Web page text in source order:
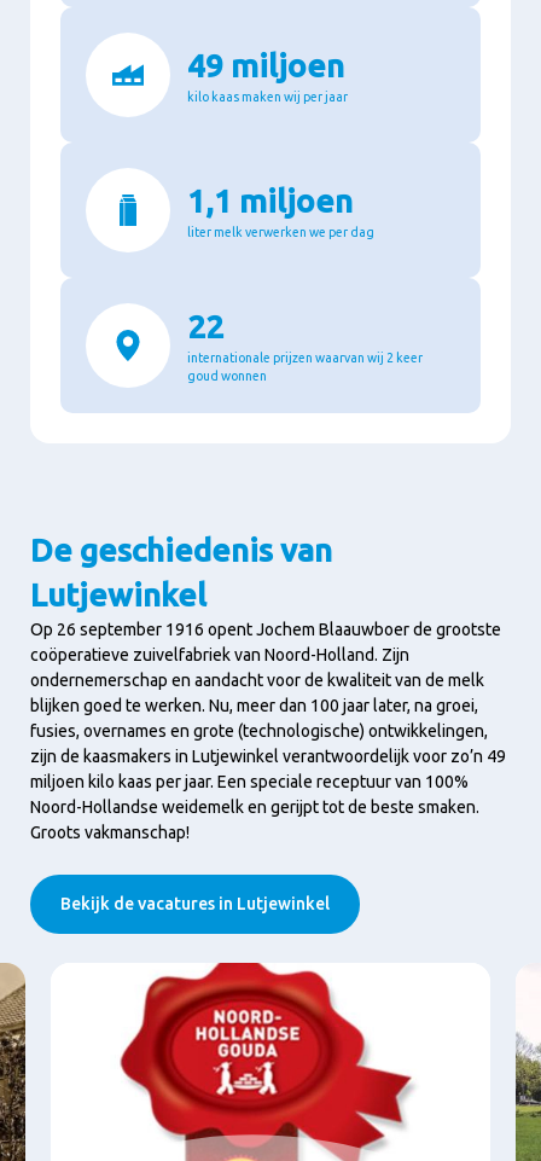
49 miljoen
kilo kaas maken wij per jaar
1,1 miljoen
liter melk verwerken we per dag
22
internationale prijzen waarvan wij 2 keer
goud wonnen
De geschiedenis van
Lutjewinkel
Op 26 september 1916 opent Jochem Blaauwboer de grootste
coöperatieve zuivelfabriek van Noord-Holland. Zijn
ondernemerschap en aandacht voor de kwaliteit van de melk
blijken goed te werken. Nu, meer dan 100 jaar later, na groei,
fusies, overnames en grote (technologische) ontwikkelingen,
zijn de kaasmakers in Lutjewinkel verantwoordelijk voor zo’n 49
miljoen kilo kaas per jaar. Een speciale receptuur van 100%
Noord-Hollandse weidemelk en gerijpt tot de beste smaken.
Groots vakmanschap!
Bekijk de vacatures in Lutjewinkel